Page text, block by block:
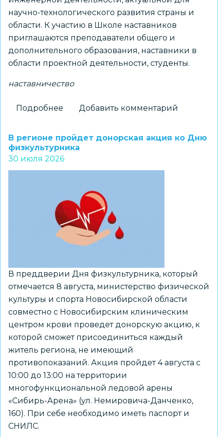
научно-технологического развития страны и
области. К участию в Школе наставников
приглашаются преподаватели общего и
дополнительного образования, наставники в
области проектной деятельности, студенты.
наставничество
Подробнее
центр
«Альтаир»
проводит
Школу
проектной
деятельности
Добавить комментарий
В регионе пройдет донорская акция ко Дню
физкультурника
30 июля 2026
В преддверии Дня физкультурника, который
отмечается 8 августа, министерство физической
культуры и спорта Новосибирской области
совместно с Новосибирским клиническим
центром крови проведет донорскую акцию, к
которой сможет присоединиться каждый
житель региона, не имеющий
противопоказаний. Акция пройдет 4 августа с
10:00 до 13:00 на территории
многофункциональной ледовой арены
«Сибирь-Арена» (ул. Немировича-Данченко,
160). При себе необходимо иметь паспорт и
СНИЛС.